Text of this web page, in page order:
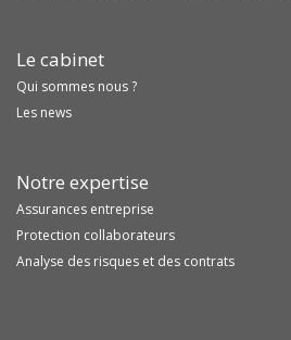
Le cabinet
Qui sommes nous ?
Les news
Notre expertise
Assurances entreprise
Protection collaborateurs
Analyse des risques et des contrats